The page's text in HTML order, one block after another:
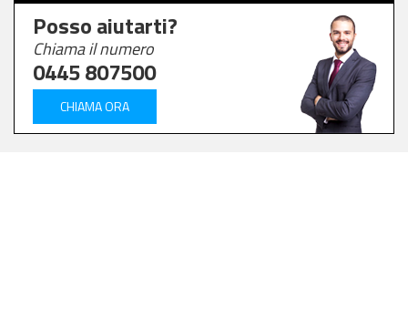
Posso aiutarti?
Chiama il numero
0445 807500
CHIAMA ORA